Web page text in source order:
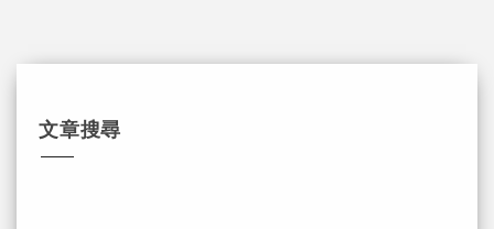
文章搜尋